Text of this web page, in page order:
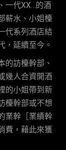
一代XX…的酒
薪水、小姐檯
代系列酒店結
，延續至今。
的訪檯幹部、
幾人合資開酒
的小姐帶到新
檯幹部或不想
業幹［業績幹
費，藉此來獲